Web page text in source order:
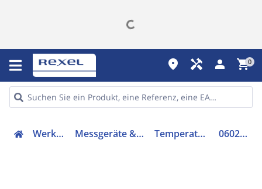
place handyman person shopping_cart0
Werkzeuge Messgeräte & Zubehör Temperatursonde 0602 4692